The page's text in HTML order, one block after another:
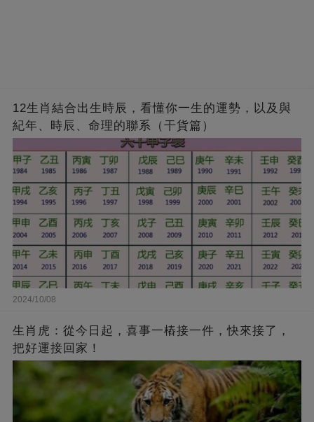
12生肖結合出生時辰，看懂你一生的運勢，以及與
紀年、時辰、命理的聯系（干貨篇）
2024/10/08
生肖虎：從今日起，喜事一樁接一件，快來接了，
把好運接回家！